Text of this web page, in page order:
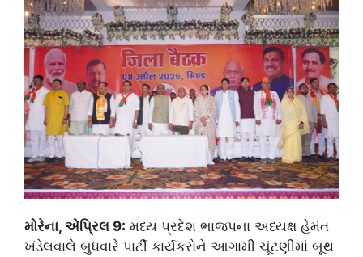
મોરેના, એપ્રિલ 9: મધ્ય પ્રદેશ ભાજપના અધ્યક્ષ હેમંત
ખંડેલવાલે બુધવારે પાર્ટી કાર્યકરોને આગામી ચૂંટણીમાં બૂથ